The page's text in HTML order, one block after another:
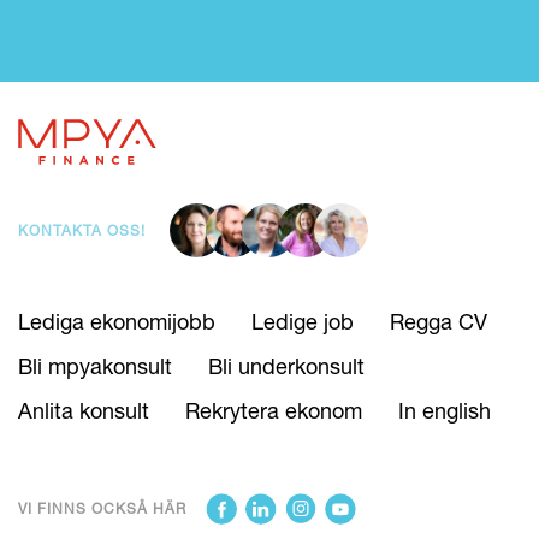
Lediga ekonomijobb Ledige job
Regga CV
Bli mpyakonsult
Bli underkonsult
Anlita konsult
Rekrytera ekonom In english
KONTAKTA OSS!
VI FINNS OCKSÅ HÄR